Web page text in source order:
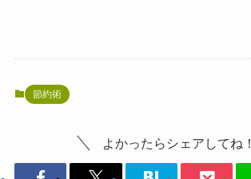
節約術
よかったらシェアしてね！